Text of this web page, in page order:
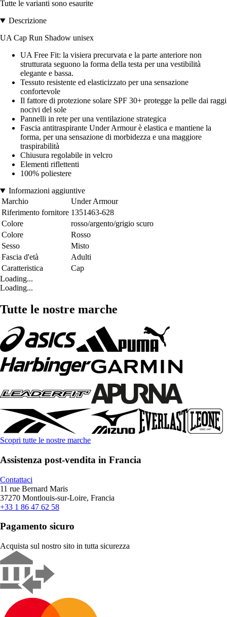
Tutte le varianti sono esaurite
Descrizione
UA Cap Run Shadow unisex
UA Free Fit: la visiera precurvata e la parte anteriore non
strutturata seguono la forma della testa per una vestibilità
elegante e bassa.
Tessuto resistente ed elasticizzato per una sensazione
confortevole
Il fattore di protezione solare SPF 30+ protegge la pelle dai raggi
nocivi del sole
Pannelli in rete per una ventilazione strategica
Fascia antitraspirante Under Armour è elastica e mantiene la
forma, per una sensazione di morbidezza e una maggiore
traspirabilità
Chiusura regolabile in velcro
Elementi riflettenti
100% poliestere
Informazioni aggiuntive
Marchio
Under Armour
Riferimento fornitore 1351463-628
Colore
rosso/argento/grigio scuro
Colore
Rosso
Sesso
Misto
Fascia d'età
Adulti
Caratteristica
Cap
Loading...
Loading...
Tutte le nostre marche
Scopri tutte le nostre marche
Assistenza post-vendita in Francia
Contattaci
11 rue Bernard Maris
37270 Montlouis-sur-Loire, Francia
+33 1 86 47 62 58
Pagamento sicuro
Acquista sul nostro sito in tutta sicurezza